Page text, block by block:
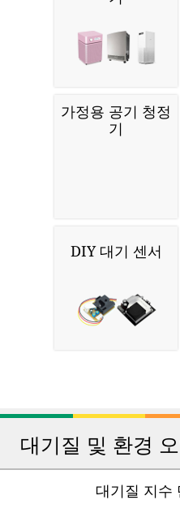
가정용 공기 청정
기
DIY 대기 센서
대기질 및 환경
대기질 지수